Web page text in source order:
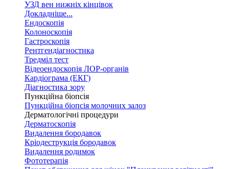
УЗД вен нижніх кінцівок
Докладніше...
Ендоскопія
Колоноскопія
Гастроскопія
Рентгендіагностика
Тредміл тест
Відеоендоскопія ЛОР-органів
Кардіограма (ЕКГ)
Діагностика зору
Пункційна біопсія
Пункційна біопсія молочних залоз
Дерматологічні процедури
Дерматоскопія
Видалення бородавок
Кріодеструкція бородавок
Видалення родимок
Фототерапія